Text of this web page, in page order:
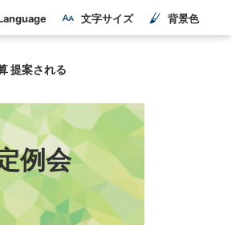
文字サイズ 背景色
提案される
例会